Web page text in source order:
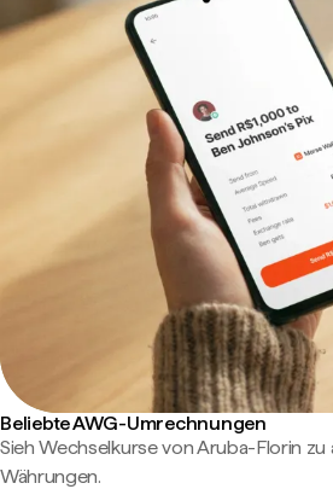
Beliebte AWG-Umrechnungen
Sieh Wechselkurse von Aruba-Florin
Währungen.